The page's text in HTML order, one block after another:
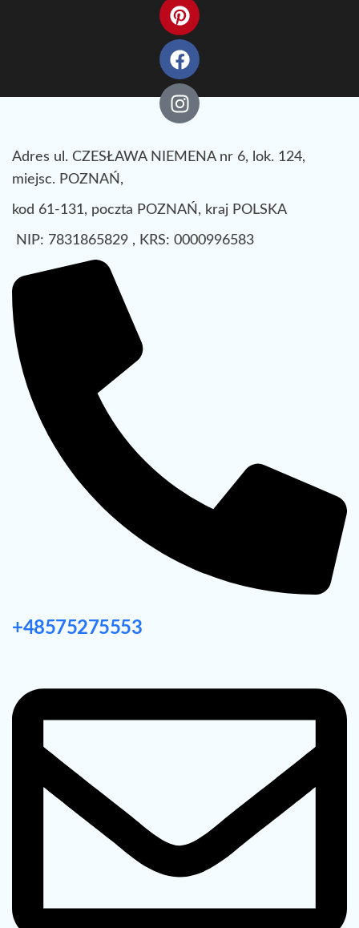
Adres ul. CZESŁAWA NIEMENA nr 6, lok. 124,
miejsc. POZNAŃ,
kod 61-131, poczta POZNAŃ, kraj POLSKA
NIP: 7831865829 , KRS: 0000996583
+48575275553